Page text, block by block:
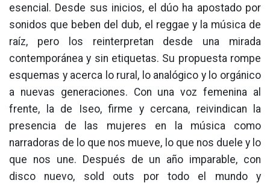
esencial. Desde sus inicios, el dúo ha apostado por
sonidos que beben del dub, el reggae y la música de
raíz, pero los reinterpretan desde una mirada
contemporánea y sin etiquetas. Su propuesta rompe
esquemas y acerca lo rural, lo analógico y lo orgánico
a nuevas generaciones. Con una voz femenina al
frente, la de Iseo, firme y cercana, reivindican la
presencia de las mujeres en la música como
narradoras de lo que nos mueve, lo que nos duele y lo
que nos une. Después de un año imparable, con
disco nuevo, sold outs por todo el mundo y